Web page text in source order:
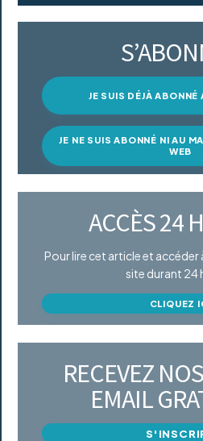
JE SUIS DÉJÀ ABONNÉ
JE NE SUIS ABONNÉ NI AU
WEB
ACCÈS 24
Pour lire cet article et accéder
site durant 24
CLIQUEZ
RECEVEZ
EMAIL